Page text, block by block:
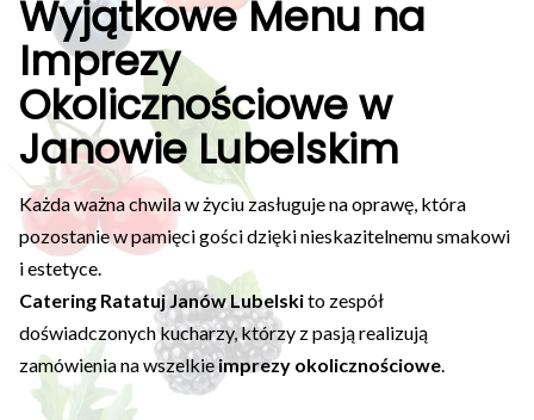
Wyjątkowe Menu na
Imprezy
Okolicznościowe w
Janowie Lubelskim
Każda ważna chwila w życiu zasługuje na oprawę, która
pozostanie w pamięci gości dzięki nieskazitelnemu smakowi
i estetyce.
Catering Ratatuj Janów Lubelskito zespół
doświadczonych kucharzy, którzy z pasją realizują
zamówienia na wszelkieimprezy okolicznościowe.